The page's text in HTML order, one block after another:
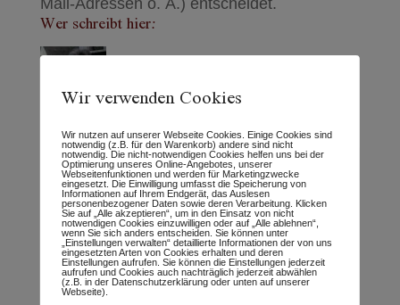
Mail-Adressen o. Ä.) entscheidet.
Wer schreibt hier:
Neueste Beiträge
Tierhomöopathie-Ausbildung – Was machen
wir anders?
Der Mensch und sein Tier
Wir verwenden Cookies
Wir nutzen auf unserer Webseite Cookies. Einige Cookies sind
notwendig (z.B. für den Warenkorb) andere sind nicht
notwendig. Die nicht-notwendigen Cookies helfen uns bei der
Optimierung unseres Online-Angebotes, unserer
Webseitenfunktionen und werden für Marketingzwecke
eingesetzt. Die Einwilligung umfasst die Speicherung von
Informationen auf Ihrem Endgerät, das Auslesen
personenbezogener Daten sowie deren Verarbeitung. Klicken
Sie auf „Alle akzeptieren“, um in den Einsatz von nicht
notwendigen Cookies einzuwilligen oder auf „Alle ablehnen“,
wenn Sie sich anders entscheiden. Sie können unter
„Einstellungen verwalten“ detaillierte Informationen der von uns
eingesetzten Arten von Cookies erhalten und deren
Einstellungen aufrufen. Sie können die Einstellungen jederzeit
aufrufen und Cookies auch nachträglich jederzeit abwählen
(z.B. in der Datenschutzerklärung oder unten auf unserer
Webseite).